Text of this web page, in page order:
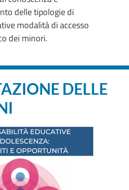
delle tipologie di
modalità di accesso
dei minori.
DELLE